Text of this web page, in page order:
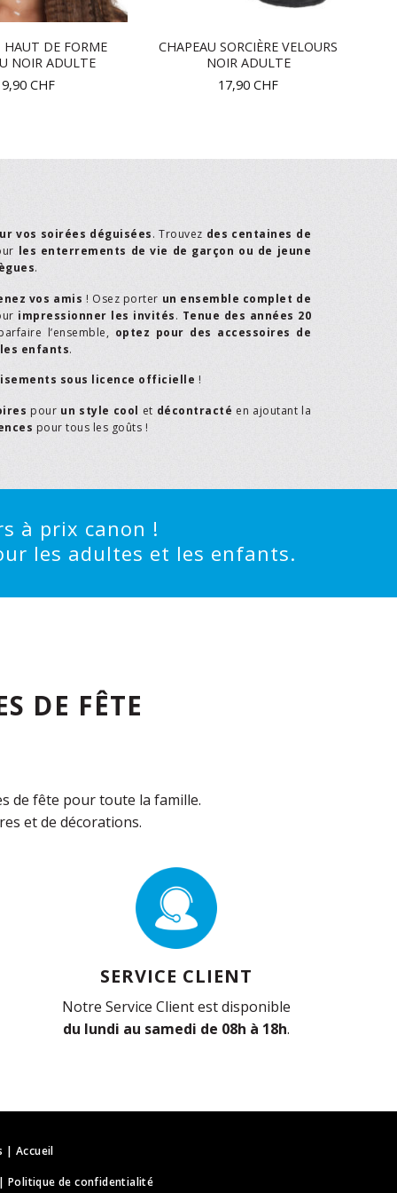
HAUT DE FORME
NOIR ADULTE
CHF
CHAPEAU SORCIÈRE VELOURS
NOIR ADULTE
17,90 CHF
vos soirées déguisées. Trouvez des centaines de
les enterrements de vie de garçon ou de jeune
.
vos amis ! Osez porter un ensemble complet de
impressionner les invités. Tenue des années 20
l’ensemble, optez pour des accessoires de
les enfants.
sous licence officielle !
pour un style cool et décontracté en ajoutant la
pour tous les goûts !
à prix canon !
les adultes et les enfants.
DE FÊTE
de fête pour toute la famille.
et de décorations.
SERVICE CLIENT
Notre Service Client est disponible
du lundi au samedi de 08h à 18h.
|Accueil
Politique de confidentialité